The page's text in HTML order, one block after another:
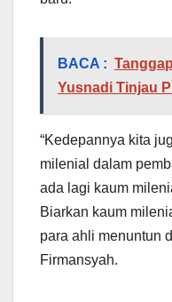
BACA :
Yusnadi Tinjau
“Kedepannya kita
milenial dalam
ada lagi kaum
Biarkan kaum
para ahli menuntun
Firmansyah.